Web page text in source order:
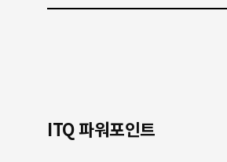
ITQ 파워포인트